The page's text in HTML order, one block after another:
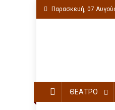
Παρασκευή, 07
ΘΕΑΤΡΟ